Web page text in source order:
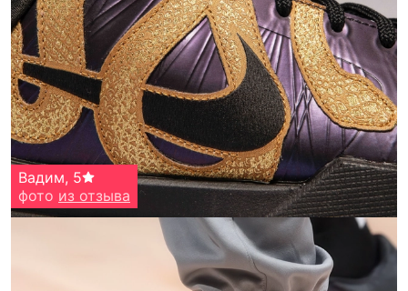
Вадим, 5
фото из отзыва